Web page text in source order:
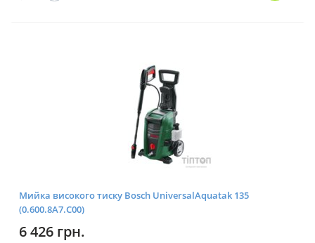
Мийка високого тиску Bosch UniversalAquatak 135
(0.600.8A7.C00)
6 426 грн.